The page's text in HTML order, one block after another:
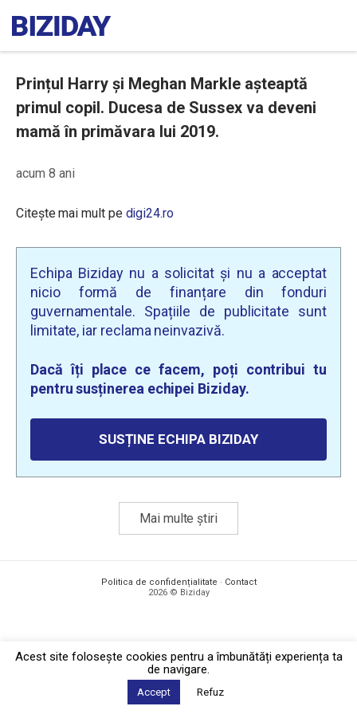
Prințul Harry și Meghan Markle așteaptă
primul copil. Ducesa de Sussex va deveni
mamă în primăvara lui 2019.
acum 8 ani
Citește mai mult pe digi24.ro
Echipa Biziday nu a solicitat și nu a acceptat
nicio formă de finanțare din fonduri
guvernamentale. Spațiile de publicitate sunt
limitate, iar reclama neinvazivă.
Dacă îți place ce facem, poți contribui tu
pentru susținerea echipei Biziday.
SUSȚINE ECHIPA BIZIDAY
Mai multe știri
Politica de confidențialitate · Contact
2026 © Biziday
Acest site foloseşte cookies pentru a îmbunătăți experiența ta
de navigare.
Accept Refuz